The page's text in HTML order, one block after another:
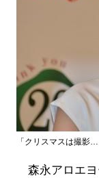
「クリスマスは撮影
森永アロエヨ